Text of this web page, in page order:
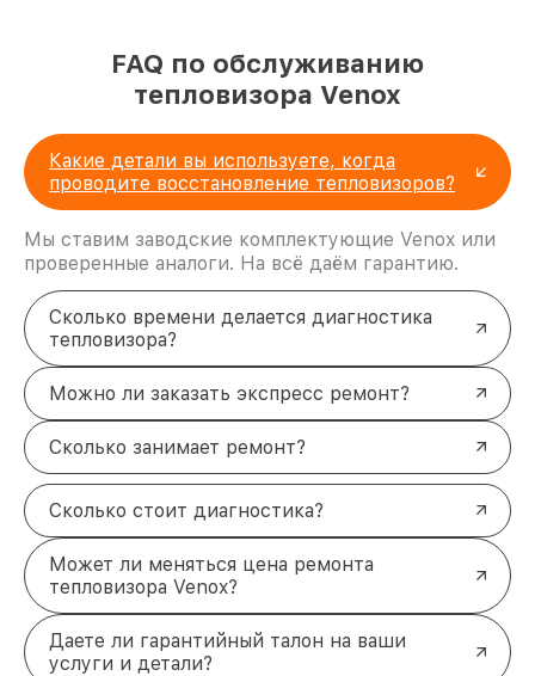
FAQ по обслуживанию
тепловизора Venox
Какие детали вы используете, когда
проводите восстановление тепловизоров?
Мы ставим заводские комплектующие Venox или
проверенные аналоги. На всё даём гарантию.
Сколько времени делается диагностика
тепловизора?
Можно ли заказать экспресс ремонт?
Сколько занимает ремонт?
Сколько стоит диагностика?
Может ли меняться цена ремонта
тепловизора Venox?
Даете ли гарантийный талон на ваши
услуги и детали?